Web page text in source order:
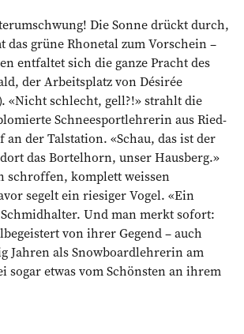
Die Sonne drückt durch,
das grüne Rhonetal zum Vorschein –
entfaltet sich die ganze Pracht des
der Arbeits­platz von Désirée
«Nicht schlecht, gell?!» strahlt die
Schneesportlehrerin aus Ried-
an der Talstation. «Schau, das ist der
das Bortelhorn, unser Hausberg.»
schroffen, komplett weissen
segelt ein riesiger Vogel. «Ein
Und man merkt sofort:
von ihrer Gegend – auch
Jahren als Snowboardlehrerin am
sogar etwas vom Schönsten an ihrem